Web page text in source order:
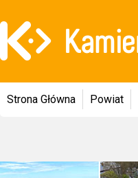
Strona Główna Powiat